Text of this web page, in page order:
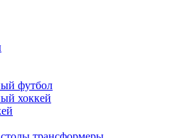
футбол
хоккей